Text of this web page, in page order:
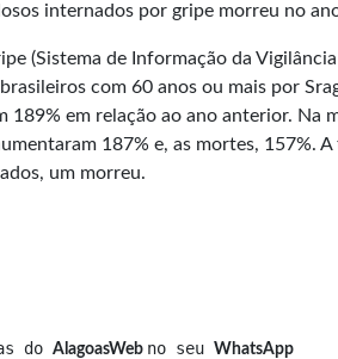
internados por gripe morreu no
(Sistema de Informação da
com 60 anos ou mais por
189% em relação ao ano anterior. Na
187% e, as mortes, 157%.
um morreu.
do AlagoasWeb no seu WhatsApp